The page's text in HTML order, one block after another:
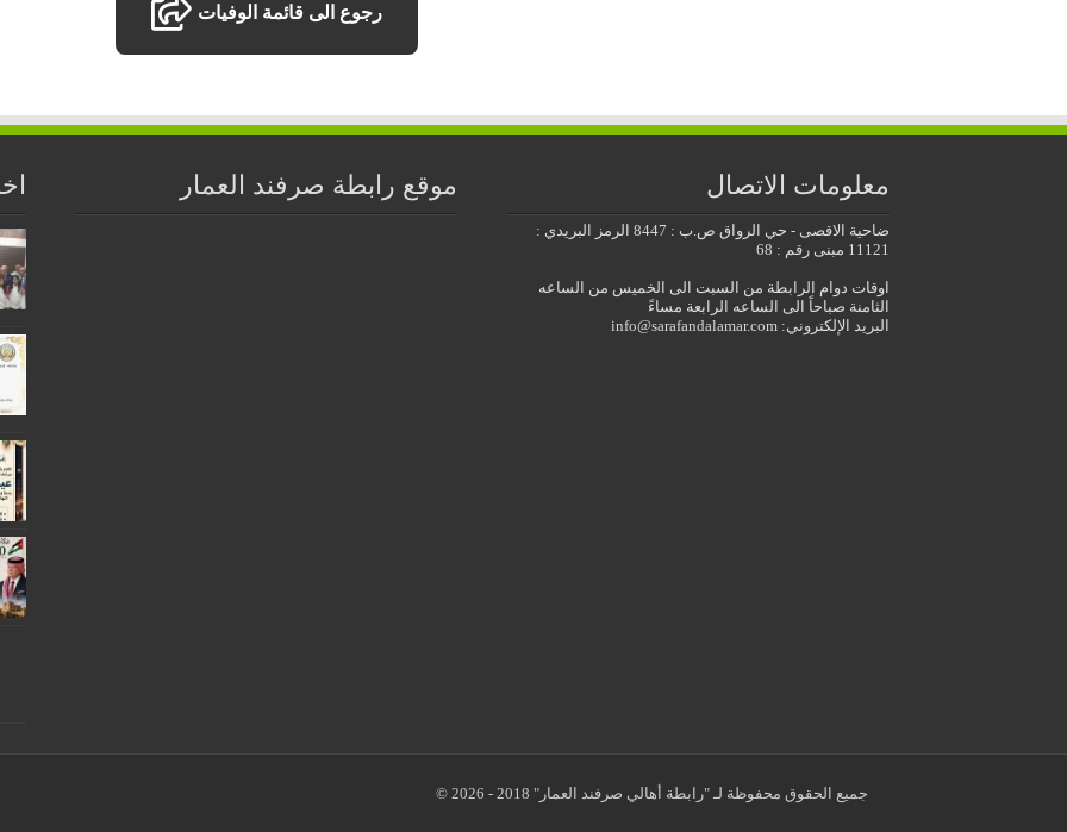
رجوع الى قائمة الوفيات
معلومات الاتصال
ضاحية الاقصى - حي الرواق ص.ب : 8447 الرمز البريدي :
11121 مبنى رقم : 68
اوقات دوام الرابطة من السبت الى الخميس من الساعه
الثامنة صباحاً الى الساعه الرابعة مساءً
البريد الإلكتروني: info@sarafandalamar.com
موقع رابطة صرفند العمار
جميع الحقوق محفوظة لـ "رابطة أهالي صرفند العمار" 2018 - 2026 ©